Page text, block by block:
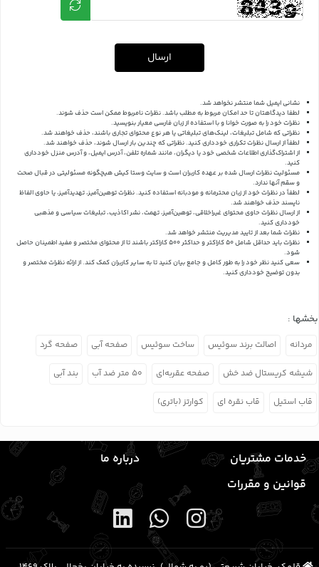
ارسال
نشانی ایمیل شما منتشر نخواهد شد.
لطفا دیدگاهتان تا حد امکان مربوط به مطلب باشد. نظرات نامربوط ممکن است حذف شوند.
نظرات خود را به صورت خوانا و با استفاده از زبان فارسی معیار بنویسید.
نظراتی که شامل تبلیغات، لینک‌های تبلیغاتی یا هر نوع محتوای تجاری باشند، حذف خواهند شد.
لطفاً از ارسال نظرات تکراری خودداری کنید. نظراتی که چندین بار ارسال شوند، حذف خواهند شد.
از اشتراک‌گذاری اطلاعات شخصی خود یا دیگران، مانند شماره تلفن، آدرس ایمیل، و آدرس منزل خودداری
کنید.
مسئولیت نظرات ارسال شده بر عهده کاربران است و سایت وستا کیش هیچگونه مسئولیتی در قبال صحت
و سقم آنها ندارد.
لطفاً در نظرات خود از زبان محترمانه و مودبانه استفاده کنید. نظرات توهین‌آمیز، تهدیدآمیز، یا حاوی الفاظ
ناپسند حذف خواهند شد.
از ارسال نظرات حاوی محتوای غیراخلاقی، توهین‌آمیز، تهمت، نشر اکاذیب، تبلیغات سیاسی و مذهبی
خودداری کنید.
نظرات شما بعد از تایید مدیریت منتشر خواهد شد.
نظرات باید حداقل شامل 50 کاراکتر و حداکثر 500 کاراکتر باشند تا از محتوای مختصر و مفید اطمینان حاصل
شود.
سعی کنید نظر خود را به طور کامل و جامع بیان کنید تا به سایر کاربران کمک کند.از ارائه نظرات مختصر و
بدون توضیح خودداری کنید.
بخشها :
مردانه اصالت برند سوئیس ساخت سوئیس صفحه آبی صفحه گرد
شیشه کریستال ضد خش صفحه عقربه‌ای ۵۰ متر ضد آب بند آبی
قاب استیل قاب نقره ای کوارتز (باتری)
خدمات مشتریان
درباره ما
قوانین و مقررات